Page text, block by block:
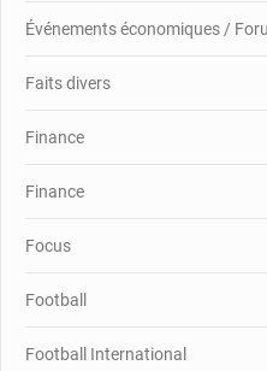
Événements économiques /
Faits divers
Finance
Finance
Focus
Football
Football International